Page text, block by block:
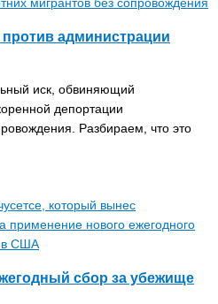
против администрации
иск, обвиняющий
депортации
Разбираем, что это
сбор за убежище